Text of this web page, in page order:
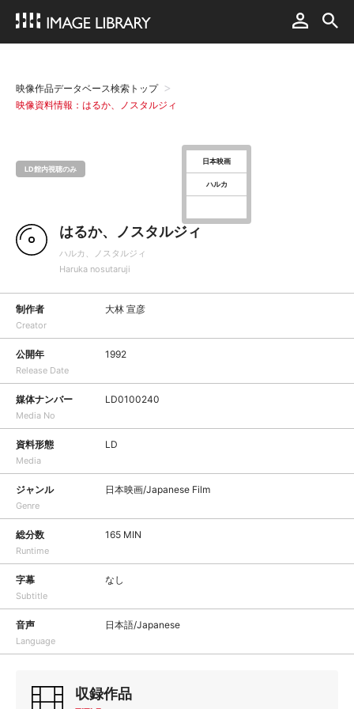
映像作品データベース検索トップ
映像資料情報：はるか、ノスタルジィ
LD館内視聴のみ
日本映画
ハルカ
はるか、ノスタルジィ
ハルカ、ノスタルジィ
Haruka nosutaruji
制作者
Creator
大林 宣彦
公開年
Release Date
1992
媒体ナンバー
Media No
LD0100240
資料形態
Media
LD
ジャンル
Genre
日本映画/Japanese Film
総分数
Runtime
165 MIN
字幕
Subtitle
なし
音声
Language
日本語/Japanese
収録作品